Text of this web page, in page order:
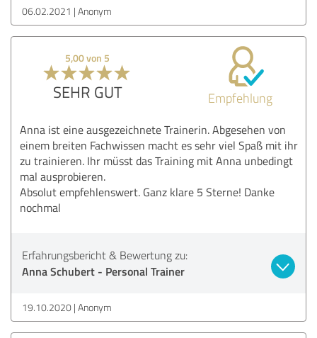
06.02.2021 Anonym
5,00 von 5
SEHR GUT Empfehlung
Anna ist eine ausgezeichnete Trainerin. Abgesehen von
einem breiten Fachwissen macht es sehr viel Spaß mit ihr
zu trainieren. Ihr müsst das Training mit Anna unbedingt
mal ausprobieren.
Absolut empfehlenswert. Ganz klare 5 Sterne! Danke
nochmal
Erfahrungsbericht & Bewertung zu:
Anna Schubert - Personal Trainer
19.10.2020 Anonym